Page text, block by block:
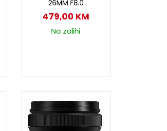
26MM F8.0
479,00 KM
Na zalihi